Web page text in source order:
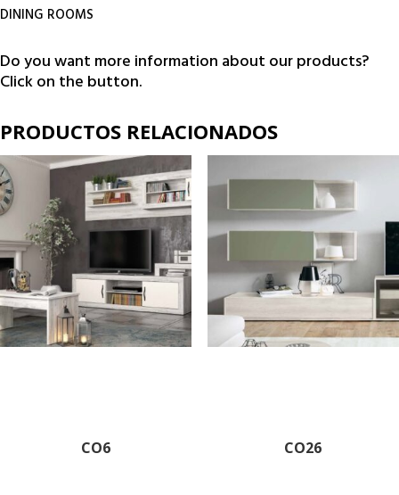
DINING ROOMS
Do you want more information about our products?
Click on the button.
PRODUCTOS RELACIONADOS
CO6 CO26